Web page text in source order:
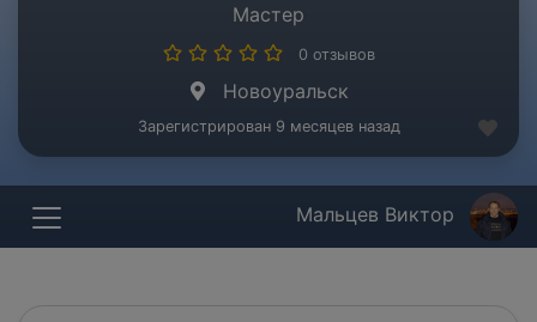
Мастер
0 отзывов
Новоуральск
Зарегистрирован 9 месяцев назад
Мальцев Виктор